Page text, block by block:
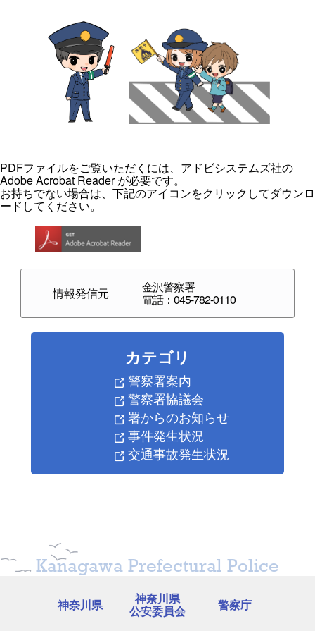
PDFファイルをご覧いただくには、アドビシステムズ社の
Adobe Acrobat Reader が必要です。
お持ちでない場合は、下記のアイコンをクリックしてダウンロ
ードしてください。
情報発信元 金沢警察署
電話：045-782-0110
カテゴリ
警察署案内
警察署協議会
署からのお知らせ
事件発生状況
交通事故発生状況
Kanagawa Prefectural Police
神奈川県 神奈川県
公安委員会 警察庁